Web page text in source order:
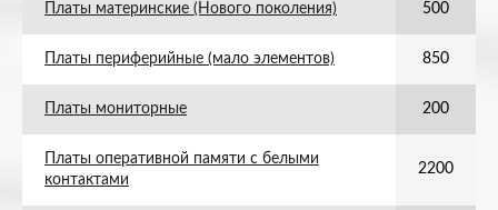
Платы материнские (Нового поколения) 500
Платы периферийные (мало элементов) 850
Платы мониторные 200
Платы оперативной памяти с белыми
контактами
2200